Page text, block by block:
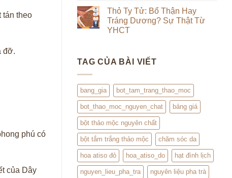
tán theo
đỡ.
phú có
của Dây
Đình
Lịch
Kết
Hợp
Lịch
bình
luận
ở
Thỏ
Trà:
Cách
Nhàng
Mỗi
Ngày
Thỏ Ty Tử: Bổ Thận Hay
Tráng Dương? Sự Thật Từ
YHCT
luận
ở
Tử:
Bổ
Thận
Hay
Tráng
Dương?
Sự
Thật
Từ
YHCT
TAG CỦA BÀI VIẾT
bang_gia bot_tam_trang_thao_moc
bot_thao_moc_nguyen_chat bảng giá
bột thảo mộc nguyên chất
bột tắm trắng thảo mộc chăm sóc da
hoa atiso đỏ hoa_atiso_do hạt đình lịch
nguyen_lieu_pha_tra nguyên liệu pha trà